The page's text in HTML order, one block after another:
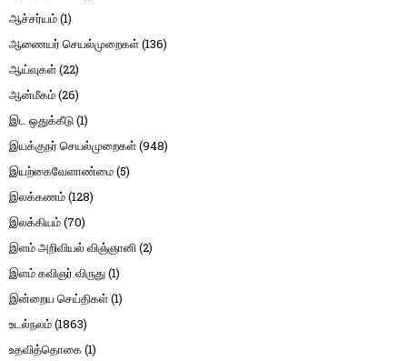
ஆச்சர்யம்(1)
ஆணையர் செயல்முறைகள்(136)
ஆய்வுகள்(22)
ஆன்மீகம்(26)
இட ஒதுக்கீடு(1)
இயக்குநர் செயல்முறைகள்(948)
இயற்கைவேளாண்மை(5)
இலக்கணம்(128)
இலக்கியம்(70)
இளம் அறிவியல் விஞ்ஞானி (2)
இளம் கவிஞர் விருது(1)
இன்றைய செய்திகள்(1)
உடல்நலம்(1863)
உதவித்தொகை(1)